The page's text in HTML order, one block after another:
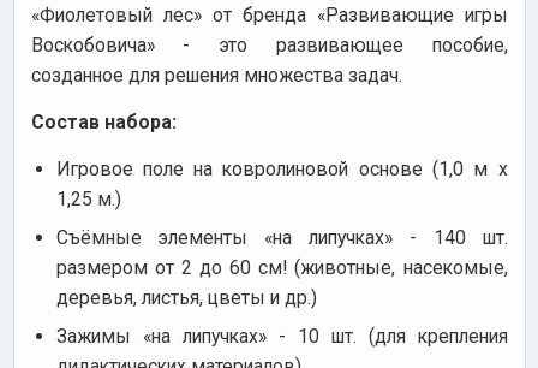
«Фиолетовый лес» от бренда «Развивающие игры
Воскобовича» - это развивающее пособие,
созданное для решения множества задач.
Состав набора:
Игровое поле на ковролиновой основе (1,0 м х
1,25 м.)
Съёмные элементы «на липучках» - 140 шт.
размером от 2 до 60 см! (животные, насекомые,
деревья, листья, цветы и др.)
Зажимы «на липучках» - 10 шт. (для крепления